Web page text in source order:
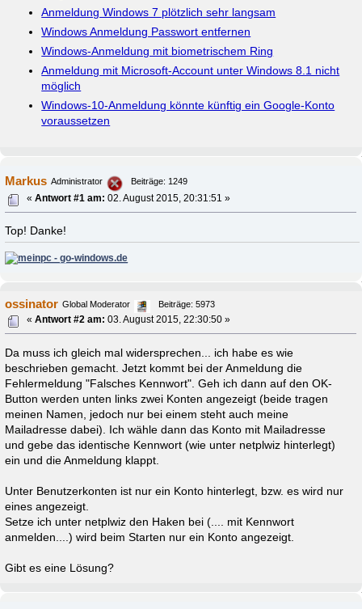
Anmeldung Windows 7 plötzlich sehr langsam
Windows Anmeldung Passwort entfernen
Windows-Anmeldung mit biometrischem Ring
Anmeldung mit Microsoft-Account unter Windows 8.1 nicht
möglich
Windows-10-Anmeldung könnte künftig ein Google-Konto
voraussetzen
Markus Administrator
Beiträge: 1249
«Antwort #1 am: 02. August 2015, 20:31:51 »
Top! Danke!
ossinator Global Moderator
Beiträge: 5973
«Antwort #2 am: 03. August 2015, 22:30:50 »
Da muss ich gleich mal widersprechen... ich habe es wie
beschrieben gemacht. Jetzt kommt bei der Anmeldung die
Fehlermeldung "Falsches Kennwort". Geh ich dann auf den OK-
Button werden unten links zwei Konten angezeigt (beide tragen
meinen Namen, jedoch nur bei einem steht auch meine
Mailadresse dabei). Ich wähle dann das Konto mit Mailadresse
und gebe das identische Kennwort (wie unter netplwiz hinterlegt)
ein und die Anmeldung klappt.
Unter Benutzerkonten ist nur ein Konto hinterlegt, bzw. es wird nur
eines angezeigt.
Setze ich unter netplwiz den Haken bei (.... mit Kennwort
anmelden....) wird beim Starten nur ein Konto angezeigt.
Gibt es eine Lösung?